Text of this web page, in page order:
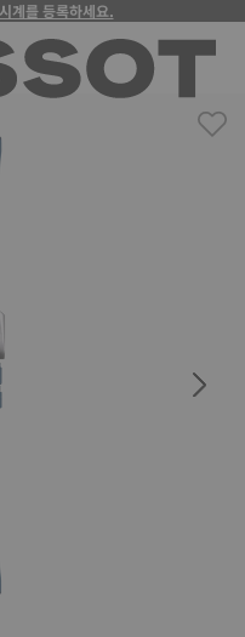
계를 등록하세요.